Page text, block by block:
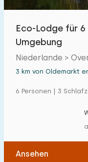
Eco-Lodge für 6
Umgebung
Niederlande >
3 km von Oldemarkt
6 Personen | 3
Ansehen